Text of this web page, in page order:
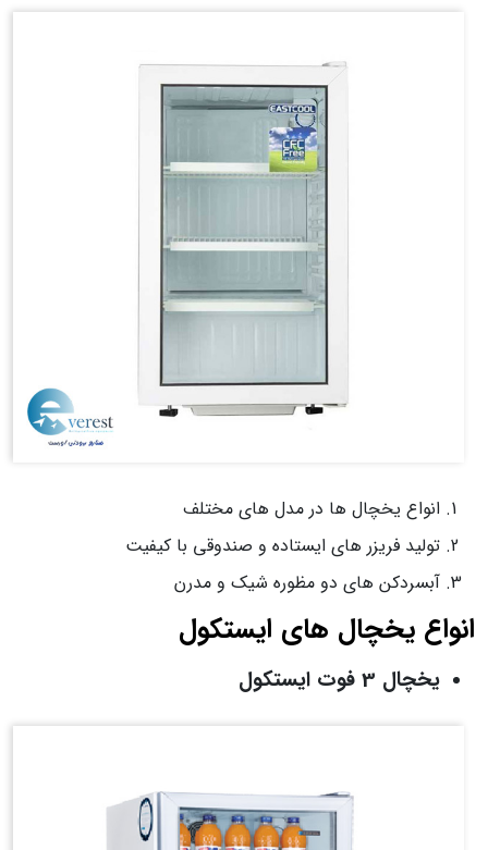
انواع یخچال ها در مدل های مختلف
تولید فریزر های ایستاده و صندوقی با کیفیت
آبسردکن های دو مظوره شیک و مدرن
انواع یخچال های ایستکول
یخچال 3 فوت ایستکول